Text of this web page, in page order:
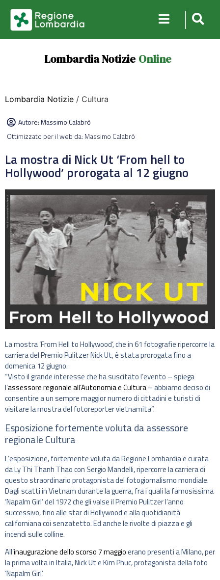
Lombardia Notizie Online
Lombardia Notizie / Cultura
Autore:Massimo Calabrò
Ottimizzato per il web da: Massimo Calabrò
La mostra di Nick Ut ‘From hell to
Hollywood’ prorogata al 12 giugno
La mostra ‘From Hell to Hollywood’, che in 61 fotografie ripercorre la
carriera del Premio Pulitzer Nick Ut, è stata prorogata fino a
domenica 12 giugno.
“Visto il grande interesse che ha suscitato l’evento – spiega
l’assessore regionale all’Autonomia e Cultura– abbiamo deciso di
consentire a un sempre maggior numero di cittadini e turisti di
visitare la mostra del fotoreporter vietnamita”.
Esposizione fortemente voluta da assessore
regionale Cultura
L’esposizione, fortemente voluta da Regione Lombardia e curata
da Ly Thi Thanh Thao con Sergio Mandelli, ripercorre la carriera di
questo straordinario protagonista del fotogiornalismo mondiale.
Dagli scatti in Vietnam durante la guerra, fra i quali la famosissima
‘Napalm Girl’ del 1972 che gli valse il Premio Pulitzer l’anno
successivo, fino alle star di Hollywood e alla quotidianità
californiana coi senzatetto. Ed anche le rivolte di piazza e gli
incendi sulle colline.
All’inaugurazione dello scorso 7 maggioerano presenti a Milano, per
la prima volta in Italia, Nick Ut e Kim Phuc, protagonista della foto
‘Napalm Girl’.